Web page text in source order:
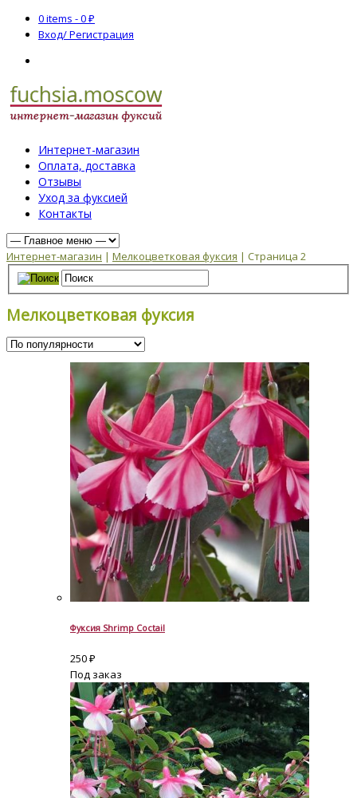
0 items -0₽
Вход/ Регистрация
Интернет-магазин
Оплата, доставка
Отзывы
Уход за фуксией
Контакты
Интернет-магазин | Мелкоцветковая фуксия | Страница 2
Мелкоцветковая фуксия
Фуксия Shrimp Coctail
250₽
Под заказ